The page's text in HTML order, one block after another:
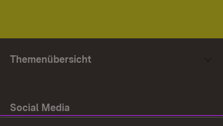
Themenübersicht
Social Media